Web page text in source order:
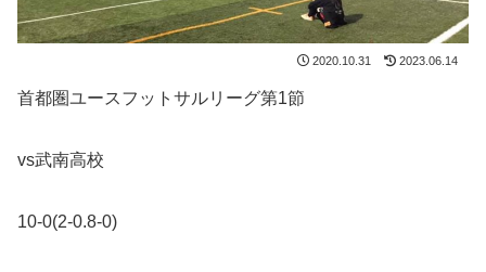
2020.10.31 2023.06.14
首都圏ユースフットサルリーグ第1節
vs武南高校
10-0(2-0.8-0)